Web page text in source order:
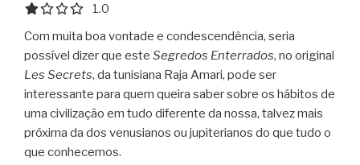
1.0 out of 5.0 stars
1.0
Com muita boa vontade e condescendência, seria
possível dizer que este Segredos Enterrados, no original
Les Secrets, da tunisiana Raja Amari, pode ser
interessante para quem queira saber sobre os hábitos de
uma civilização em tudo diferente da nossa, talvez mais
próxima da dos venusianos ou jupiterianos do que tudo o
que conhecemos.